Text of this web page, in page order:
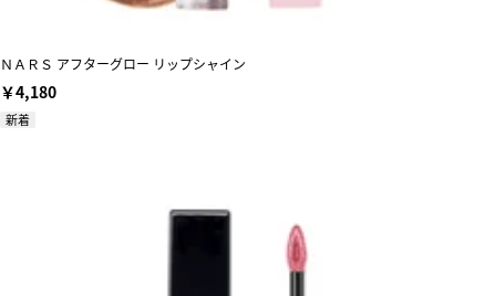
ＮＡＲＳ アフターグロー リップシャイン
￥4,180
新着